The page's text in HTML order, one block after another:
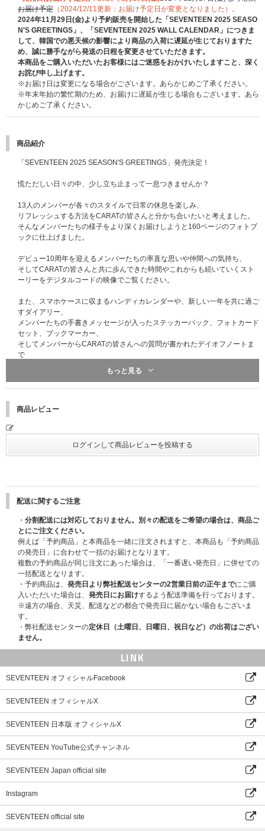
お届け予定 （2024/12/11更新：お届け予定日が変更となりました）。
2024年11月29日(金)より予約販売を開始した「SEVENTEEN 2025 SEASO
N'S GREETINGS」、「SEVENTEEN 2025 WALL CALENDAR」につきま
して、韓国での悪天候の影響により商品の入荷に遅延が生じておりますた
め、誠に勝手ながら発送の日程を変更させていただきます。
本商品をご購入いただいたお客様にはご迷惑をおかけいたしますこと、深く
お詫び申し上げます。
※お届け日は変更になる場合がございます。あらかじめご了承ください。
※年末年始の繁忙期のため、お届けに遅延が生じる場合もございます。あら
かじめご了承ください。
商品紹介
「SEVENTEEN 2025 SEASON'S GREETINGS」発売決定！
慌ただしい日々の中、少し立ち止まって一息つきませんか？
13人のメンバーが各々のスタイルで日常の休息を楽しみ、
リフレッシュする方法をCARATの皆さんと分かち合いたいと考えました。
そんなメンバーたちの様子をより深くお届けしようと160ページのフォトブ
ックに仕上げました。
デビュー10周年を迎えるメンバーたちの率直な思いや仲間への気持ち、
そしてCARATの皆さんと共に歩んできた時間やこれからも続いていくスト
ーリーをデジタルコードの映像でご覧ください。
また、スマホケースに収まるハンディカレンダーや、新しい一年を共に過ご
すダイアリー、
メンバーたちの手書きメッセージが入ったステッカーパック、フォトカード
セット、ブックマーカー、
そしてメンバーからCARATの皆さんへの質問が書かれたデイオフノートま
で
新年にふさわしい充実した構成となっています。
2024年11月29日(金)より予約販売を開始し、2024年12月27日(金)より順次
サイズ：188x243x56.5mm
[SPEC]
1. DIARY
サイズ : 135x210mm｜168ページ
2. DAY-OFF NOTE
サイズ : 880x110mm
3. PHOTOCARD SET
BOX : 98.5x58x11mm
サイズ : 55x85mm｜13枚 1セット
4. PHOTOBOOK
サイズ : 174x230mm｜160ページ
サイズ : 70x80mm｜13枚 1セット
6. HANDY CALENDAR
BOX: 63x84x15mm
DIGITAL CODE サイズ : 27x85mm｜約35分
CHARM : 42x56mm
PAPER : 55x100mm
SILVER CHAIN : 140mm
画質：[144p], [270p], [360p], [480p SD], [720p HD], [1080p FHD]
字幕：韓国語、英語、日本語、中国語
※この製品は再生プラスチックで作られています。
もっと見る
商品レビュー
配送に関するご注意
・ 分割配送には対応しておりません。別々の配送をご希望の場合は、商品ご
とにご注文ください。
例えば「予約商品」と本商品を一緒に注文されますと、本商品も「予約商品
の発売日」に合わせて一括のお届けとなります。
複数の予約商品が同じ注文にあった場合は、「一番遅い発売日」に併せての
一括配送となります。
・予約商品は、 発売日より弊社配送センターの2営業日前の正午までにご購
入いただいた場合は、 発売日にお届けするよう配送準備を行っております。
※遠方の場合、天災、配送などの都合で発売日に届かない場合もございま
す。
・弊社配送センターの定休日（土曜日、日曜日、祝日など）の出荷はござい
ません。
LINK
SEVENTEEN オフィシャルFacebook
SEVENTEEN オフィシャルX
SEVENTEEN 日本版 オフィシャルX
SEVENTEEN YouTube公式チャンネル
SEVENTEEN Japan official site
Instagram
SEVENTEEN official site